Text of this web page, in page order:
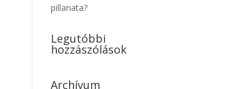
pillanata?
Legutóbbi
hozzászólások
Archívum